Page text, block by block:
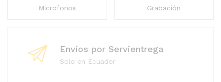
Microfonos Grabación
Envios por Servientrega
Solo en Ecuador